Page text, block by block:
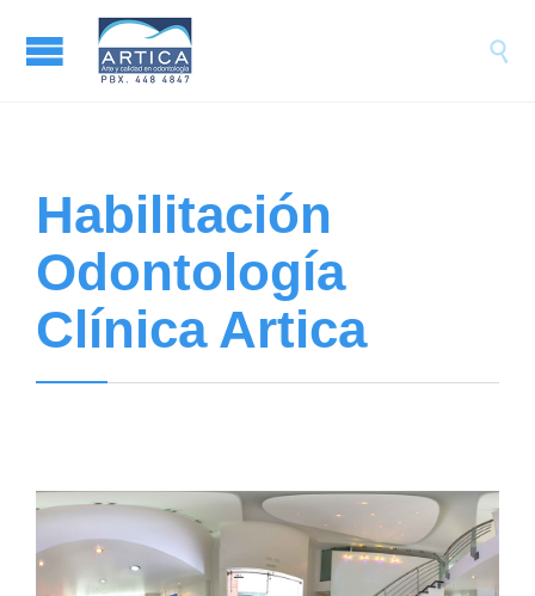

Habilitación
Odontología
Clínica Artica